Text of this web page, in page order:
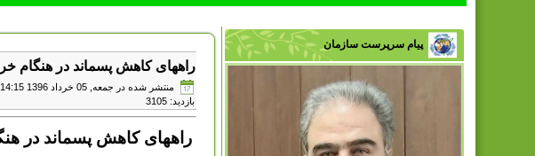
پیام سرپرست سازمان
راههای کاهش پسماند در هنگام
منتشر شده در جمعه, 05 خرداد 1396 14:15
بازدید: 3105
راههای کاهش پسماند در